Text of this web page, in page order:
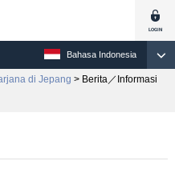
Bahasa Indonesia
di Jepang > Berita／Informasi